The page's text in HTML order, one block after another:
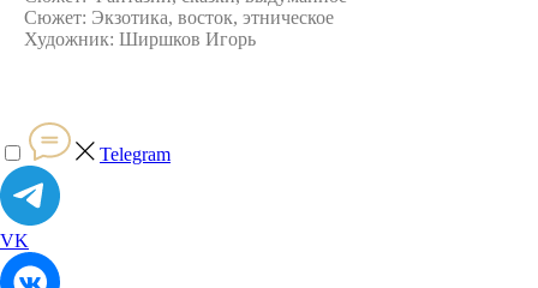
Сюжет: Экзотика, восток, этническое
Художник: Ширшков Игорь
Telegram
VK